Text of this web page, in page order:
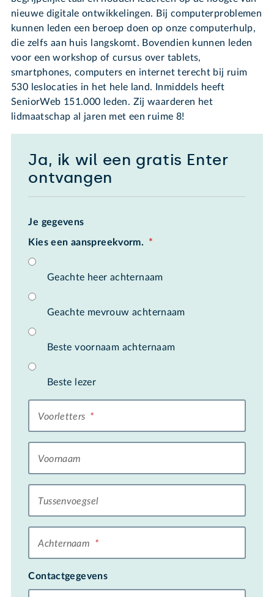
nieuwe digitale ontwikkelingen. Bij computerproblemen
kunnen leden een beroep doen op onze computerhulp,
die zelfs aan huis langskomt. Bovendien kunnen leden
voor een workshop of cursus over tablets,
smartphones, computers en internet terecht bij ruim
530 leslocaties in het hele land. Inmiddels heeft
SeniorWeb 151.000 leden. Zij waarderen het
lidmaatschap al jaren met een ruime 8!
Ja, ik wil een gratis Enter
ontvangen
Je gegevens
Kies een aanspreekvorm. *
Geachte heer achternaam
Geachte mevrouw achternaam
Beste voornaam achternaam
Beste lezer
Voorletters *
Voornaam
Tussenvoegsel
Achternaam *
Contactgegevens